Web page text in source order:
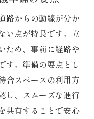
路からの動線が分か
い点が特長です。立
ため、事前に経路や
す。準備の要点とし
合スペースの利用方
し、スムーズな進行
共有することで安心